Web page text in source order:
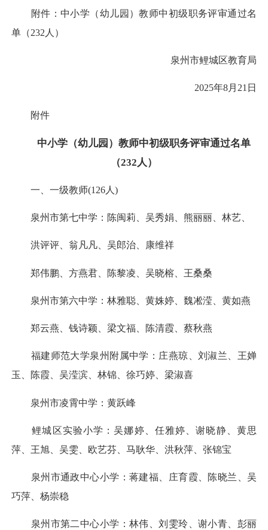
附件：中小学（幼儿园）教师中初级职务评审通过名
单（232人）
泉州市鲤城区教育局
2025年8月21日
附件
中小学（幼儿园）教师中初级职务评审通过名单
（232人）
一、一级教师(126人)
泉州市第七中学：陈闽莉、吴秀娟、熊丽丽、林艺、
洪评评、翁凡凡、吴郎治、康维祥
郑伟鹏、方燕君、陈黎凌、吴晓榕、王桑桑
泉州市第六中学：林雅聪、黄姝婷、魏凇滢、黄如燕
郑云燕、钱诗颖、梁文福、陈清霞、蔡秋燕
福建师范大学泉州附属中学：庄燕琼、刘淑兰、王婵
玉、陈霞、吴滢滨、林锦、徐巧婷、梁淑喜
泉州市凌霄中学：黄跃峰
鲤城区实验小学：吴娜婷、任雅婷、谢晓静、黄思
萍、王旭、吴雯、欧艺芬、马耿华、洪秋萍、张锦宝
泉州市通政中心小学：蒋建福、庄育霞、陈晓兰、吴
巧萍、杨崇稳
泉州市第二中心小学：林伟、刘雯玲、谢小青、彭丽